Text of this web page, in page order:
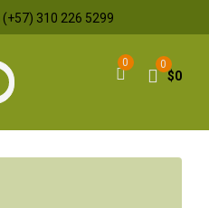
(+57) 310 226 5299
0 0
$0